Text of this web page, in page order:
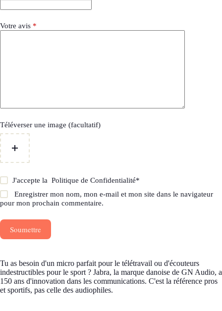
Votre avis *
Téléverser une image (facultatif)
J'accepte laPolitique de Confidentialité*
Enregistrer mon nom, mon e-mail et mon site dans le navigateur
pour mon prochain commentaire.
Soumettre
Tu as besoin d'un micro parfait pour le télétravail ou d'écouteurs
indestructibles pour le sport ? Jabra, la marque danoise de GN Audio, a
150 ans d'innovation dans les communications. C'est la référence pros
et sportifs, pas celle des audiophiles.